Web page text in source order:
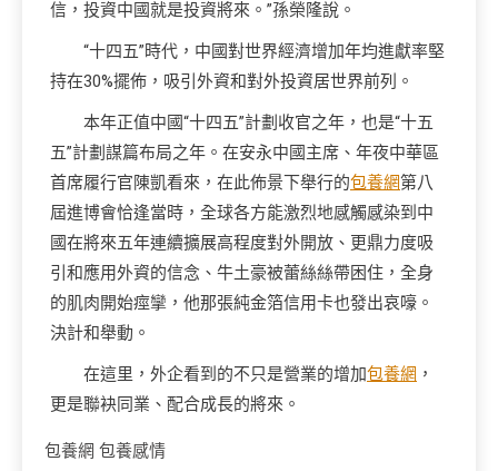
信，投資中國就是投資將來。”孫榮隆說。
“十四五”時代，中國對世界經濟增加年均進獻率堅
持在30%擺佈，吸引外資和對外投資居世界前列。
本年正值中國“十四五”計劃收官之年，也是“十五
五”計劃謀篇布局之年。在安永中國主席、年夜中華區
首席履行官陳凱看來，在此佈景下舉行的包養網第八
屆進博會恰逢當時，全球各方能激烈地感觸感染到中
國在將來五年連續擴展高程度對外開放、更鼎力度吸
引和應用外資的信念、牛土豪被蕾絲絲帶困住，全身
的肌肉開始痙攣，他那張純金箔信用卡也發出哀嚎。
決計和舉動。
在這里，外企看到的不只是營業的增加包養網 ，
更是聯袂同業、配合成長的將來。
包養網 包養感情